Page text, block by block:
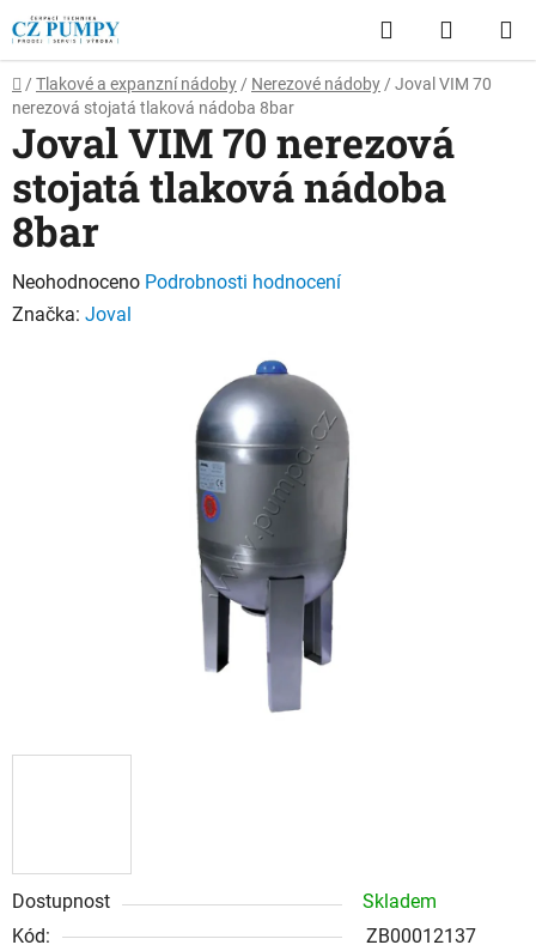
Přejít
na
obsah
Hledat
KOŠÍK
Domů
/ Tlakové a expanzní nádoby / Nerezové nádoby / Joval VIM 70
nerezová stojatá tlaková nádoba 8bar
Dostupnost
Skladem
Kód:
ZB00012137
Joval VIM 70 nerezová
stojatá tlaková nádoba
8bar
Průměrné
hodnocení
Neohodnoceno Podrobnosti hodnocení
Značka: Joval